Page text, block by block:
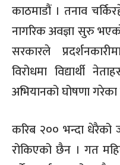
काठमाडौं । तनाव
नागरिक अवज्ञा सुरु
सरकारले
विरोधमा विद्यार्थी
अभियानको घोषणा गरेका
करिब २०० भन्दा धेरैको
रोकिएको छैन । गत